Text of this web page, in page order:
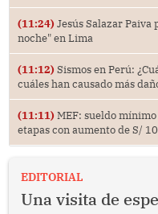
(11:24) Jesús Salazar Paiva
noche" en Lima
(11:12) Sismos en Perú:
cuáles han causado más
(11:11) MEF: sueldo
etapas con aumento de S/
EDITORIAL
Una visita de